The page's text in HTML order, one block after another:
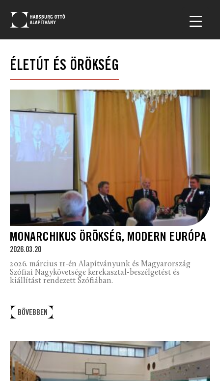
ÉLETÚT ÉS ÖRÖKSÉG
MONARCHIKUS ÖRÖKSÉG, MODERN EURÓPA
2026.03.20
2026. március 11-én Alapítványunk és Magyarország
Szófiai Nagykövetsége kerekasztal-beszélgetést és
kiállítást rendezett Szófiában.
BŐVEBBEN